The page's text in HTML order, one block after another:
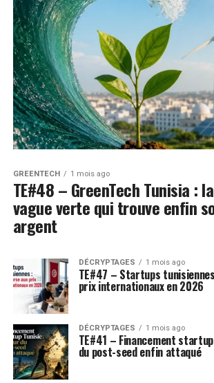
GREENTECH 1 mois ago
TE#48 – GreenTech Tunisia : la
vague verte qui trouve enfin
argent
DÉCRYPTAGES 1 mois ago
TE#47 – Startups
prix internationaux en 2026
DÉCRYPTAGES 1 mois ago
TE#41 – Financement
du post-seed enfin attaqué